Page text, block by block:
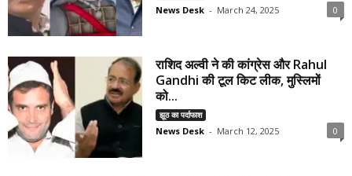
News Desk - March 24, 2025 0
राशिद अल्वी ने की कांग्रेस और Rahul
Gandhi की टूल किट लीक, मुस्लिमों
को...
झूठ का पर्दाफाश
News Desk - March 12, 2025 0